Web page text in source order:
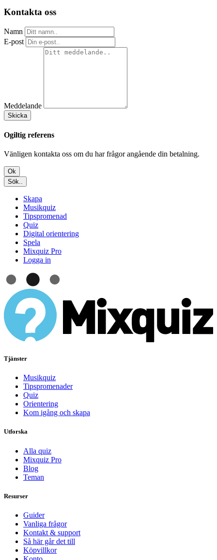
Kontakta oss
Namn
E-post
Meddelande
Skicka
Ogiltig referens
Vänligen kontakta oss om du har frågor angående din betalning.
Ok
Sök..
Skapa
Musikquiz
Tipspromenad
Quiz
Digital orientering
Spela
Mixquiz Pro
Logga in
Tjänster
Musikquiz
Tipspromenader
Quiz
Orientering
Kom igång och skapa
Utforska
Alla quiz
Mixquiz Pro
Blog
Teman
Resurser
Guider
Vanliga frågor
Kontakt & support
Så här går det till
Köpvillkor